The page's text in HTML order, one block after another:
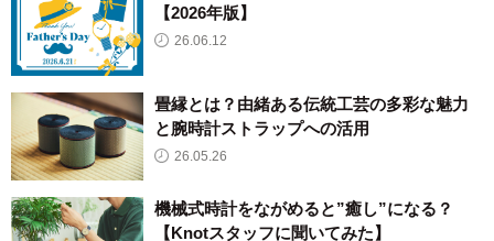
【2026年版】
26.06.12
畳縁とは？由緒ある伝統工芸の多彩な魅力
と腕時計ストラップへの活用
26.05.26
機械式時計をながめると”癒し”になる？
【Knotスタッフに聞いてみた】